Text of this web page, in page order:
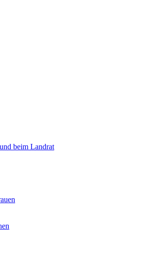
beim Landrat